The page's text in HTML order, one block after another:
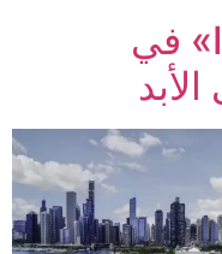
إغلاق سينما «IMAX» في